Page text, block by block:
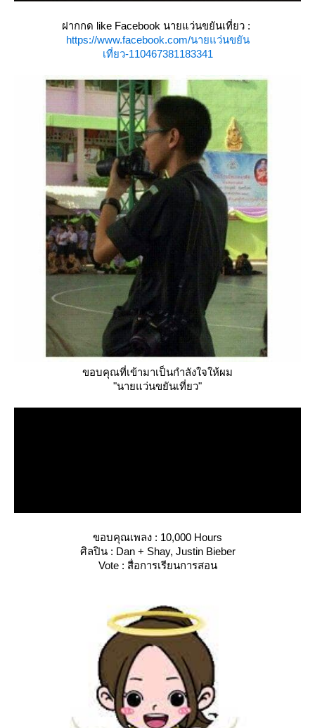
ฝากกด like Facebook นายแว่นขยันเที่ยว :
https://www.facebook.com/นายแว่นขยัน
เที่ยว-110467381183341
ขอบคุณที่เข้ามาเป็นกำลังใจให้ผม
"นายแว่นขยันเที่ยว"
ขอบคุณเพลง : 10,000 Hours
ศิลปิน : Dan + Shay, Justin Bieber
Vote : สื่อการเรียนการสอน